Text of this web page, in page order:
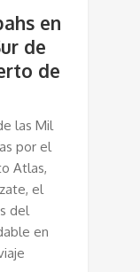
en
de
de
las Mil
por el
Atlas,
el
del
en